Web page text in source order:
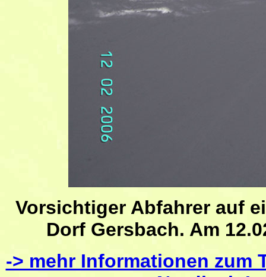
Vorsichtiger Abfahrer auf
Dorf Gersbach. Am
-> mehr Informationen zum